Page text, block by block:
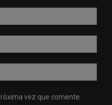
vez que comente